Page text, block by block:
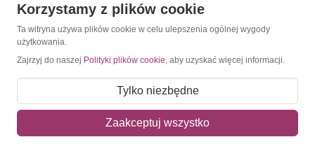
Konto
Moje konto
Moje zamówienia
Mój koszyk
Adres dostawy
Korzystamy z plików cookie
Ta witryna używa plików cookie w celu ulepszenia ogólnej wygody
użytkowania.
Zajrzyj do naszej Polityki plików cookie, aby uzyskać więcej informacji.
Tylko niezbędne
Zaakceptuj wszystko